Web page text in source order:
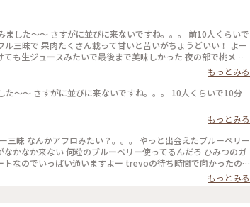
三昧で 果肉たくさん載って甘いと苦いがちょうどいい！ よー
も生ジュースみたいで最後まで美味しかった 夜の部で桃メニ
、、 それに17時からけっこう並ぶのよね。。日没前でまだ暑
もっとみる
もっとみる
かなか来ない 何粒のブルーベリー使ってるんだろ ひみつのガ
なのでいっぱい通いますよー trevoの待ち時間で向かったの
を背景にいい感じで撮れました
もっとみる